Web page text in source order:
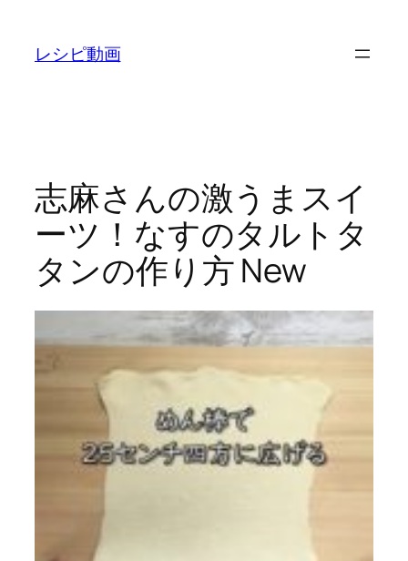
レシピ動画
志麻さんの激うまスイ
ーツ！なすのタルトタ
タンの作り方 New